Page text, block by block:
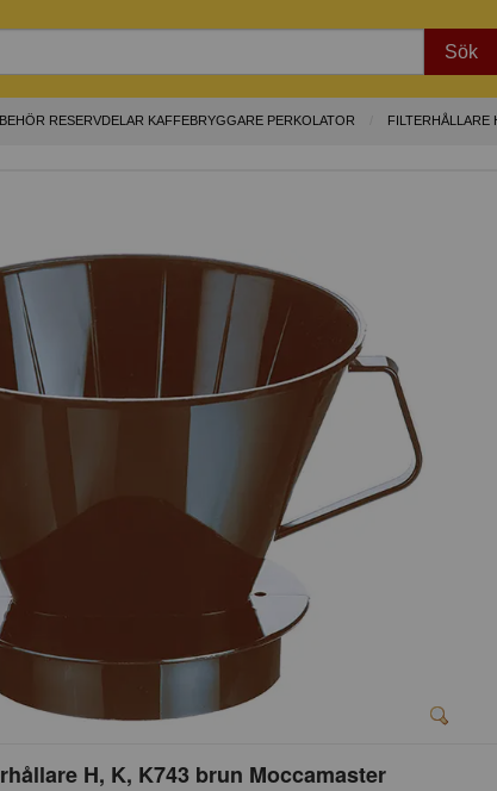
Sök
RESERVDELAR KAFFEBRYGGARE PERKOLATOR FILTERHÅLLARE
H, K, K743 brun Moccamaster